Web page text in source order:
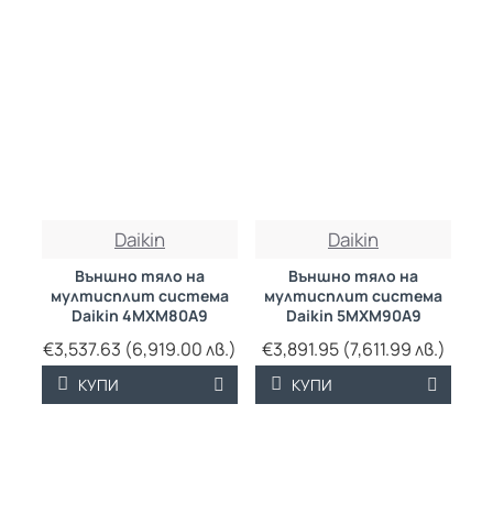
Daikin
Външно тяло на
мултисплит система
Daikin 4MXM80A9
€3,537.63 (6,919.00 лв.)
КУПИ
Daikin
Външно тяло на
мултисплит система
Daikin 5MXM90A9
€3,891.95 (7,611.99 лв.)
КУПИ